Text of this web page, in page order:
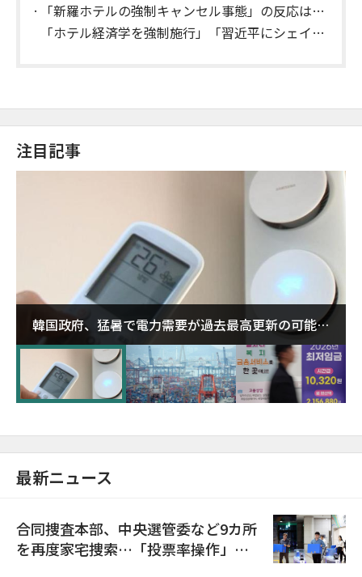
「新羅ホテルの強制キャンセル事態」の反応は…
「ホテル経済学を強制施行」「習近平にシェイシ
注目記事
韓国政府、猛暑で電力需要が過去最高更新の可能性
に需給対応体制を点検
最新ニュース
合同捜査本部、中央選管委など9カ所
を再度家宅捜索…「投票率操作」の